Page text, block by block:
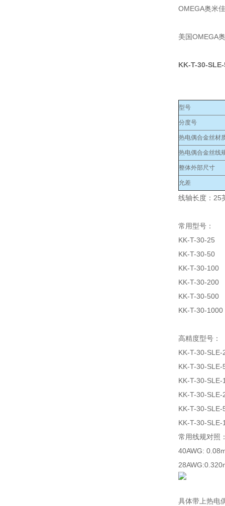
OMEGA奥米
美国OMEGA
KK-T-30-
型号
分度号
热电偶合金丝材
热电偶合金丝线
整体外部尺寸
允差
线轴长度：25
常用型号：
KK-T-30-25
KK-T-30-50
KK-T-30-100
KK-T-30-200
KK-T-30-500
KK-T-30-1000
高精度型号：
KK-T-30-SLE-
KK-T-30-SLE-
KK-T-30-SLE-
KK-T-30-SLE-
KK-T-30-SLE-
KK-T-30-SLE-
常用线规对照
40AWG:
具体带上热电